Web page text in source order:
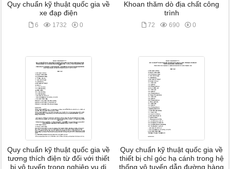
Quy chuẩn kỹ thuật quốc gia về
xe đạp điện
6 1732 0
Khoan thăm dò địa chất công
trình
72 690 0
Quy chuẩn kỹ thuật quốc gia về
tương thích điện từ đối với thiết
bị vô tuyến trong nghiệp vụ di
Quy chuẩn kỹ thuật quốc gia về
thiết bị chỉ góc hạ cánh trong hệ
thống vô tuyến dẫn đường hàng